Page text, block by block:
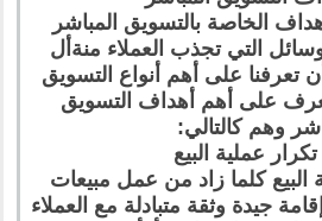
الخاصة بالتسويق المباشر
التي تجذب العملاء منةأل
تعرفنا على أهم أنواع التسويق
على أهم أهداف التسويق
وهم كالتالي:
تكرار عملية البيع
البيع كلما زاد من عمل مبيعات
جيدة وثقة متبادلة مع العملاء